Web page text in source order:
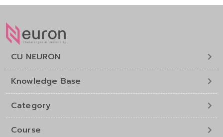
CU NEURON
Knowledge Base
Category
Course